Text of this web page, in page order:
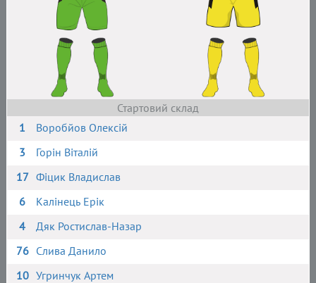
Стартовий склад
1
Воробйов Олексій
3
Горін Віталій
17 Фіцик Владислав
6
Калінець Ерік
4
Дяк Ростислав-Назар
76 Слива Данило
10 Угринчук Артем